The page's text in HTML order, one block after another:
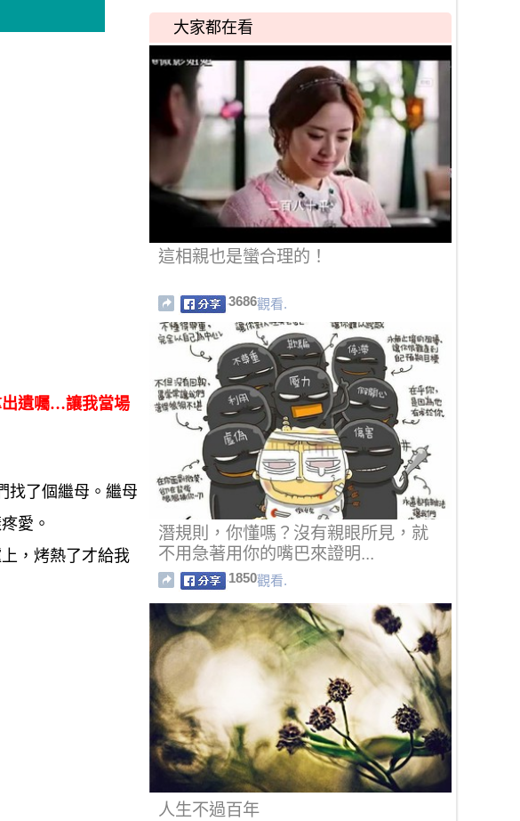
出遺囑…讓我當場
找了個繼母。繼母
愛。
，烤熱了才給我
大家都在看
這相親也是蠻合理的！
3686觀看.
潛規則，你懂嗎？沒有親眼所見，就
不用急著用你的嘴巴來證明...
1850觀看.
人生不過百年